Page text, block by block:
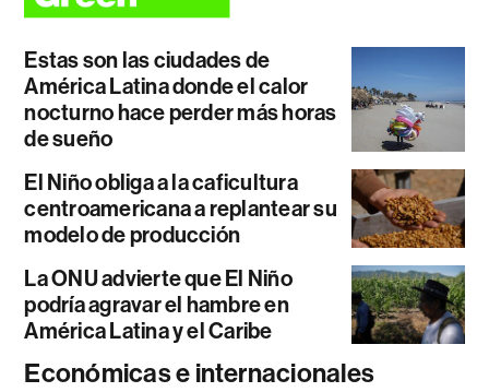
Estas son las ciudades de
América Latina donde el calor
nocturno hace perder más horas
de sueño
El Niño obliga a la caficultura
centroamericana a replantear su
modelo de producción
La ONU advierte que El Niño
podría agravar el hambre en
América Latina y el Caribe
Económicas e internacionales